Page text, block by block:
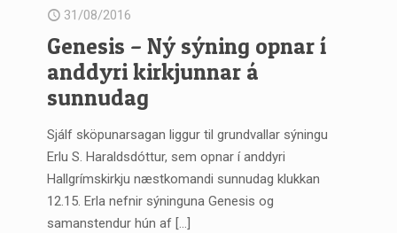
31/08/2016
Genesis – Ný sýning opnar í
anddyri kirkjunnar á
sunnudag
Sjálf sköpunarsagan liggur til grundvallar sýningu
Erlu S. Haraldsdóttur, sem opnar í anddyri
Hallgrímskirkju næstkomandi sunnudag klukkan
12.15. Erla nefnir sýninguna Genesis og
samanstendur hún af […]